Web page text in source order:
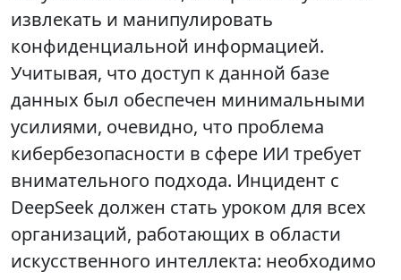
извлекать и манипулировать
конфиденциальной информацией.
Учитывая, что доступ к данной базе
данных был обеспечен минимальными
усилиями, очевидно, что проблема
кибербезопасности в сфере ИИ требует
внимательного подхода. Инцидент с
DeepSeek должен стать уроком для всех
организаций, работающих в области
искусственного интеллекта: необходимо